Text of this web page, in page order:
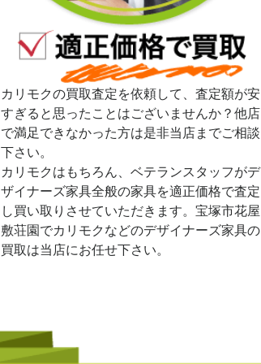
カリモクの買取査定を依頼して、査定額が安
すぎると思ったことはございませんか？他店
で満足できなかった方は是非当店までご相談
下さい。
カリモクはもちろん、ベテランスタッフがデ
ザイナーズ家具全般の家具を適正価格で査定
し買い取りさせていただきます。宝塚市花屋
敷荘園でカリモクなどのデザイナーズ家具の
買取は当店にお任せ下さい。